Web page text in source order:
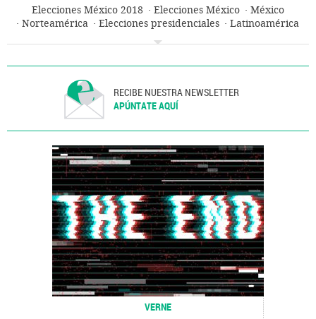
Elecciones México 2018 Elecciones México
México
Norteamérica
Elecciones presidenciales
Latinoamérica
RECIBE NUESTRA NEWSLETTER
APÚNTATE AQUÍ
VERNE